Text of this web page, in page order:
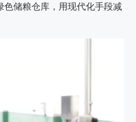
储粮仓库，用现代化手段减